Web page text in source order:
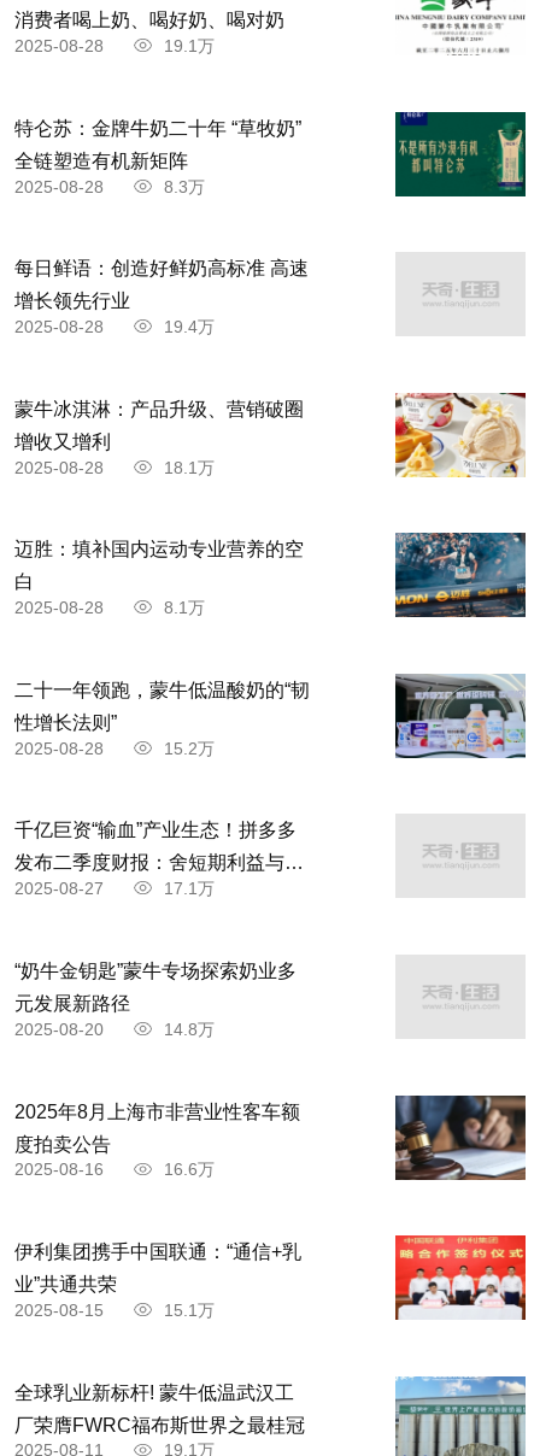
消费者喝上奶、喝好奶、喝对奶
2025-08-28 19.1万
特仑苏：金牌牛奶二十年 “草牧奶”
全链塑造有机新矩阵
2025-08-28 8.3万
每日鲜语：创造好鲜奶高标准 高速
增长领先行业
2025-08-28 19.4万
蒙牛冰淇淋：产品升级、营销破圈
增收又增利
2025-08-28 18.1万
迈胜：填补国内运动专业营养的空
白
2025-08-28 8.1万
二十一年领跑，蒙牛低温酸奶的“韧
性增长法则”
2025-08-28 15.2万
千亿巨资“输血”产业生态！拼多多
发布二季度财报：舍短期利益与商
家共赴高质量发展
2025-08-27 17.1万
“奶牛金钥匙”蒙牛专场探索奶业多
元发展新路径
2025-08-20 14.8万
2025年8月上海市非营业性客车额
度拍卖公告
2025-08-16 16.6万
伊利集团携手中国联通：“通信+乳
业”共通共荣
2025-08-15 15.1万
全球乳业新标杆! 蒙牛低温武汉工
厂荣膺FWRC福布斯世界之最桂冠
2025-08-11 19.1万